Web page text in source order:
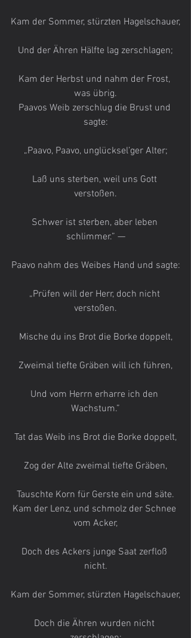
Kam der Sommer, stürzten Hagelschauer,
Und der Ähren Hälfte lag zerschlagen;
Kam der Herbst und nahm der Frost,
was übrig.
Paavos Weib zerschlug die Brust und
sagte:
„Paavo, Paavo, unglücksel’ger Alter;
Laß uns sterben, weil uns Gott
verstoßen.
Schwer ist sterben, aber leben
schlimmer.” —
Paavo nahm des Weibes Hand und sagte:
„Prüfen will der Herr, doch nicht
verstoßen.
Mische du ins Brot die Borke doppelt,
Zweimal tiefte Gräben will ich führen,
Und vom Herrn erharre ich den
Wachstum.”
Tat das Weib ins Brot die Borke doppelt,
Zog der Alte zweimal tiefte Gräben,
Tauschte Korn für Gerste ein und säte.
Kam der Lenz, und schmolz der Schnee
vom Acker,
Doch des Ackers junge Saat zerfloß
nicht.
Kam der Sommer, stürzten Hagelschauer,
Doch die Ähren wurden nicht